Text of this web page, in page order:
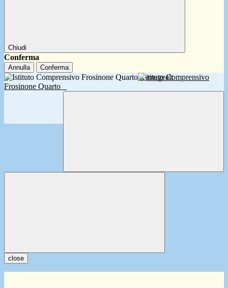
Chiudi
Conferma
Annulla Conferma
Istituto Comprensivo
Frosinone Quarto
close